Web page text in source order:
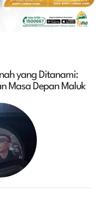
yang Ditanami:
Masa Depan Maluk